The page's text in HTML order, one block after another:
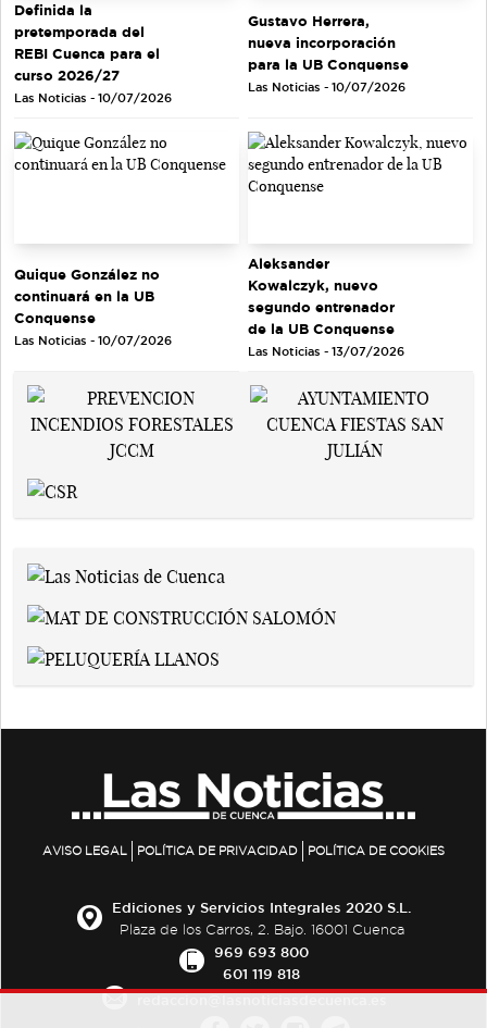
Definida la
pretemporada del
REBI Cuenca para el
curso 2026/27
Las Noticias - 10/07/2026
Gustavo Herrera,
nueva incorporación
para la UB Conquense
Las Noticias - 10/07/2026
Quique González no
continuará en la UB
Conquense
Las Noticias - 10/07/2026
Aleksander
Kowalczyk, nuevo
segundo entrenador
de la UB Conquense
Las Noticias - 13/07/2026
AVISO LEGAL POLÍTICA DE PRIVACIDAD POLÍTICA DE COOKIES
Ediciones y Servicios Integrales 2020 S.L.
Plaza de los Carros, 2. Bajo. 16001 Cuenca
969 693 800
601 119 818